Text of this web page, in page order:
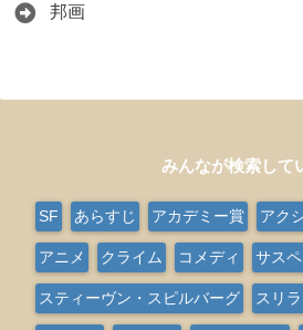
邦画
みんなが検索して
SF あらすじ アカデミー賞 アク
アニメ クライム コメディ サス
スティーヴン・スピルバーグ スリ